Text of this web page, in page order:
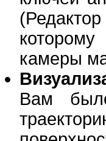
камеры
Вам